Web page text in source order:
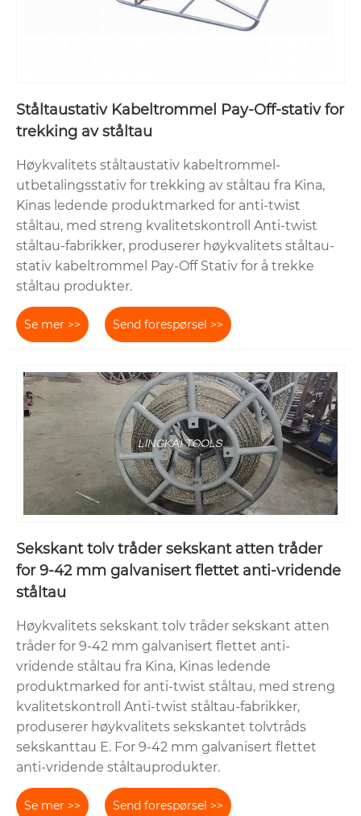
Ståltaustativ Kabeltrommel Pay-Off-stativ for
trekking av ståltau
Høykvalitets ståltaustativ kabeltrommel-
utbetalingsstativ for trekking av ståltau fra Kina,
Kinas ledende produktmarked for anti-twist
ståltau, med streng kvalitetskontroll Anti-twist
ståltau-fabrikker, produserer høykvalitets ståltau-
stativ kabeltrommel Pay-Off Stativ for å trekke
ståltau produkter.
Se mer >> Send forespørsel >>
Sekskant tolv tråder sekskant atten tråder
for 9-42 mm galvanisert flettet anti-vridende
ståltau
Høykvalitets sekskant tolv tråder sekskant atten
tråder for 9-42 mm galvanisert flettet anti-
vridende ståltau fra Kina, Kinas ledende
produktmarked for anti-twist ståltau, med streng
kvalitetskontroll Anti-twist ståltau-fabrikker,
produserer høykvalitets sekskantet tolvtråds
sekskanttau E. For 9-42 mm galvanisert flettet
anti-vridende ståltauprodukter.
Se mer >> Send forespørsel >>